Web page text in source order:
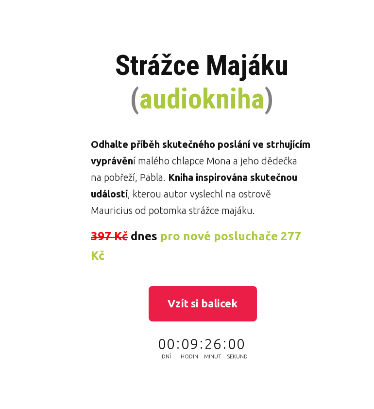
Strážce Majáku
(audiokniha)
Odhalte příběh skutečného poslání ve strhujícím
vyprávění malého chlapce Mona a jeho dědečka
na pobřeží, Pabla. Kniha inspirována skutečnou
událostí, kterou autor vyslechl na ostrově
Mauricius od potomka strážce majáku.
397 Kč dnes pro nové posluchače 277
Kč
Vzít si balicek
00
DNÍ
09
HODIN
2 5
MINUT
59
SEKUND